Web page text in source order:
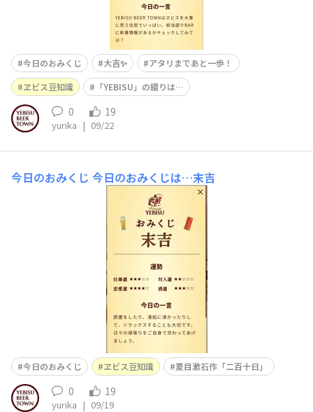
今日のおみくじ 大吉✨️
アタリまであと一歩！
ヱビス豆知識
「YEBISU」の綴りは…
0 19
yurika | 09/22
今日のおみくじ 今日のおみくじは…末吉
今日のおみくじ ヱビス豆知識 夏目漱石作「二百十日」
0 19
yurika | 09/19